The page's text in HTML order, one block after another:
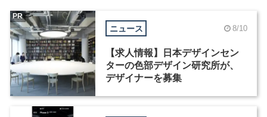
ニュース 8/10
【求人情報】日本デザインセン
ターの色部デザイン研究所が、
デザイナーを募集
PR